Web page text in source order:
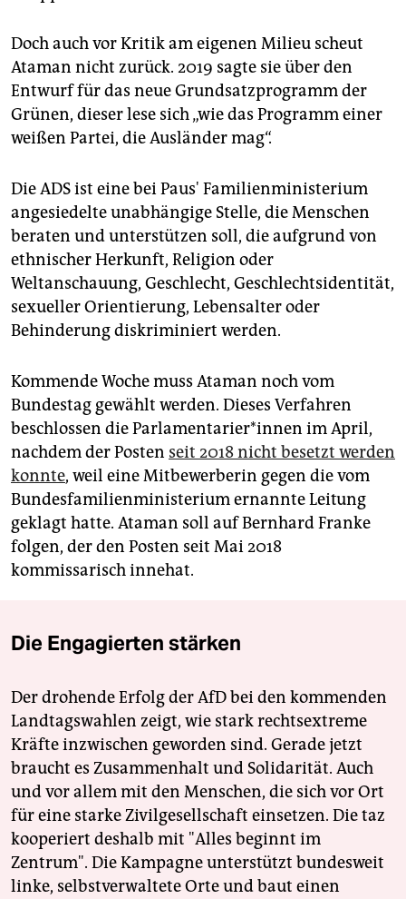
Doch auch vor Kritik am eigenen Milieu scheut
Ataman nicht zurück. 2019 sagte sie über den
Entwurf für das neue Grundsatzprogramm der
Grünen, dieser lese sich „wie das Programm einer
weißen Partei, die Ausländer mag“.
Die ADS ist eine bei Paus' Familienministerium
angesiedelte unabhängige Stelle, die Menschen
beraten und unterstützen soll, die aufgrund von
ethnischer Herkunft, Religion oder
Weltanschauung, Geschlecht, Geschlechtsidentität,
sexueller Orientierung, Lebensalter oder
Behinderung diskriminiert werden.
Kommende Woche muss Ataman noch vom
Bundestag gewählt werden. Dieses Verfahren
beschlossen die Par­la­men­ta­rie­r*in­nen im April,
nachdem der Posten seit 2018 nicht besetzt werden
konnte, weil eine Mitbewerberin gegen die vom
Bundesfamilienministerium ernannte Leitung
geklagt hatte. Ataman soll auf Bernhard Franke
folgen, der den Posten seit Mai 2018
kommissarisch innehat.
Die Engagierten stärken
Der drohende Erfolg der AfD bei den kommenden
Landtagswahlen zeigt, wie stark rechtsextreme
Kräfte inzwischen geworden sind. Gerade jetzt
braucht es Zusammenhalt und Solidarität. Auch
und vor allem mit den Menschen, die sich vor Ort
für eine starke Zivilgesellschaft einsetzen. Die taz
kooperiert deshalb mit "Alles beginnt im
Zentrum". Die Kampagne unterstützt bundesweit
linke, selbstverwaltete Orte und baut einen